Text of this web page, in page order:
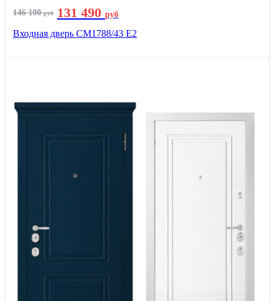
146 100руб 131 490 руб
Входная дверь СМ1788/43 E2